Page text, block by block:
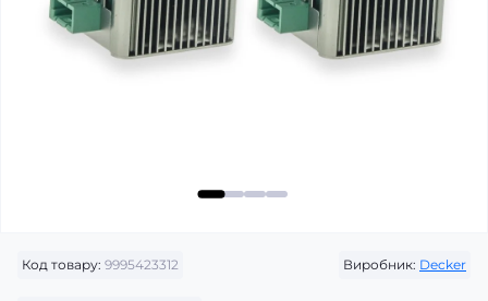
Код товару: 9995423312 Виробник: Decker